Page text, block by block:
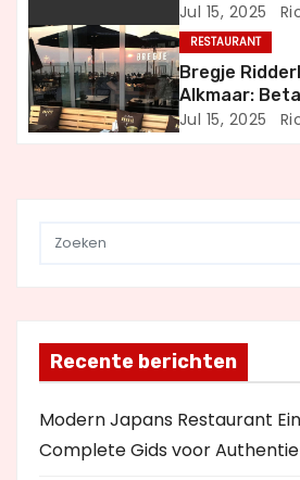
t
i
Jul 15, 2025
RESTAURANT
Bregje
Alkmaar:
Uit Eten
Jul 15, 2025
Recente berichten
Modern Japans Restaurant
Complete Gids voor